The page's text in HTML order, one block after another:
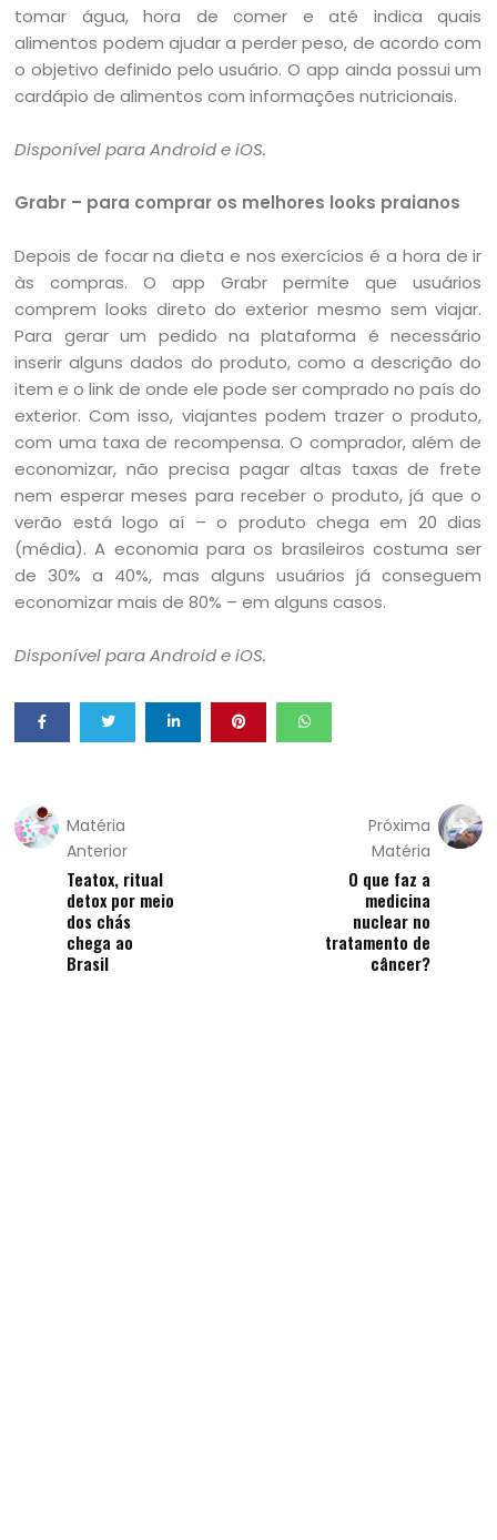
tomar água, hora de comer e até indica quais
alimentos podem ajudar a perder peso, de acordo com
o objetivo definido pelo usuário. O app ainda possui um
cardápio de alimentos com informações nutricionais.
Disponível para Android e iOS.
Grabr – para comprar os melhores looks praianos
Depois de focar na dieta e nos exercícios é a hora de ir
às compras. O app Grabr permite que usuários
comprem looks direto do exterior mesmo sem viajar.
Para gerar um pedido na plataforma é necessário
inserir alguns dados do produto, como a descrição do
item e o link de onde ele pode ser comprado no país do
exterior. Com isso, viajantes podem trazer o produto,
com uma taxa de recompensa. O comprador, além de
economizar, não precisa pagar altas taxas de frete
nem esperar meses para receber o produto, já que o
verão está logo aí – o produto chega em 20 dias
(média). A economia para os brasileiros costuma ser
de 30% a 40%, mas alguns usuários já conseguem
economizar mais de 80% – em alguns casos.
Disponível para Android e iOS.
Matéria
Anterior
Teatox, ritual
detox por meio
dos chás
chega ao
Brasil
Próxima
Matéria
O que faz a
medicina
nuclear no
tratamento de
câncer?